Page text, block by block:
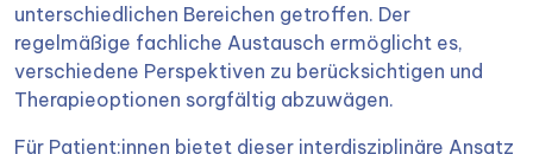
unterschiedlichen Bereichen getroffen. Der
regelmäßige fachliche Austausch ermöglicht es,
verschiedene Perspektiven zu berücksichtigen und
Therapieoptionen sorgfältig abzuwägen.
Für Patient:innen bietet dieser interdisziplinäre Ansatz